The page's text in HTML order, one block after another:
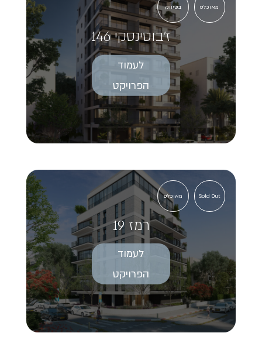
מאוכלס בשיווק
ז'בוטינסקי 146
לעמוד
הפרויקט
Sold Out מאוכלס
רמז 19
לעמוד
הפרויקט